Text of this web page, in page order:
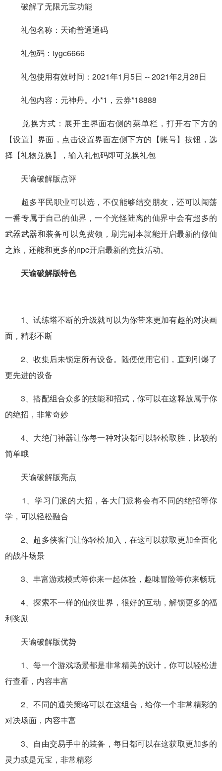
破解了无限元宝功能
礼包名称：天谕普通通码
礼包码：tygc6666
礼包使用有效时间：2021年1月5日 -- 2021年2月28日
礼包内容：元神丹。小*1，云券*18888
兑换方式：展开主界面右侧的菜单栏，打开右下方的
【设置】界面，点击设置界面左侧下方的【账号】按钮，选
择【礼物兑换】，输入礼包码即可兑换礼包
天谕破解版点评
超多平民职业可以选，不仅能够结交朋友，还可以闯荡
一番专属于自己的仙界，一个光怪陆离的仙界中会有超多的
武器武器和装备可以免费领，刷完副本就能开启最新的修仙
之旅，还能和更多的npc开启最新的竞技活动。
天谕破解版特色
1、试练塔不断的升级就可以为你带来更加有趣的对决画
面，精彩不断
2、收集后未锁定所有设备。随便使用它们，直到引爆了
更先进的设备
3、搭配组合众多的技能和招式，你可以在这释放属于你
的绝招，非常奇妙
4、大绝门神器让你每一种对决都可以轻松取胜，比较的
简单哦
天谕破解版亮点
1、学习门派的大招，各大门派将会有不同的绝招等你
学，可以轻松融合
2、超多侠客门让你轻松加入，在这可以获取更加全面化
的战斗场景
3、丰富游戏模式等你来一起体验，趣味冒险等你来畅玩
4、探索不一样的仙侠世界，很好的互动，解锁更多的福
利奖励
天谕破解版优势
1、每一个游戏场景都是非常精美的设计，你可以轻松进
行查看，内容丰富
2、不同的通关策略可以在这组合，给你一个非常精彩的
对决场面，内容丰富
3、自由交易手中的装备，每日都可以在这获取更加多的
灵力或是元宝，非常精彩